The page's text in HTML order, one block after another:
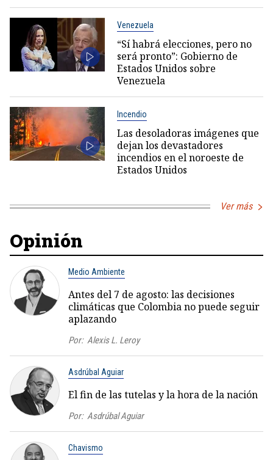
Venezuela
“Sí habrá elecciones, pero no
será pronto”: Gobierno de
Estados Unidos sobre
Venezuela
Incendio
Las desoladoras imágenes que
dejan los devastadores
incendios en el noroeste de
Estados Unidos
Ver más
Opinión
Medio Ambiente
Antes del 7 de agosto: las decisiones
climáticas que Colombia no puede seguir
aplazando
Por: Alexis L. Leroy
Asdrúbal Aguiar
El fin de las tutelas y la hora de la nación
Por: Asdrúbal Aguiar
Chavismo